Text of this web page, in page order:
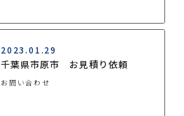
2023.01.29
千葉県市原市 お見積り依頼
お問い合わせ